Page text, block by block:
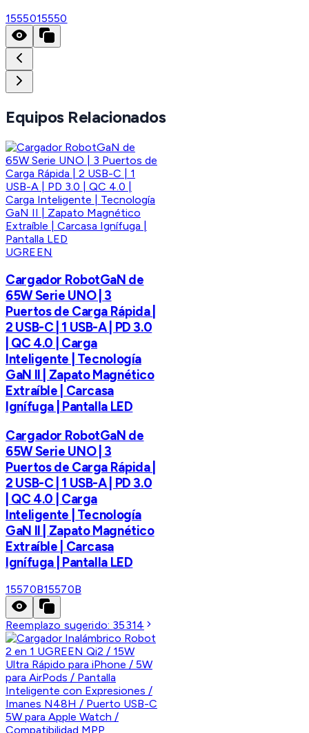
1555015550
Equipos Relacionados
UGREEN
Cargador RobotGaN de
65W Serie UNO | 3
Puertos de Carga Rápida |
2 USB-C | 1 USB-A | PD 3.0
| QC 4.0 | Carga
Inteligente | Tecnología
GaN II | Zapato Magnético
Extraíble | Carcasa
Ignífuga | Pantalla LED
Cargador RobotGaN de
65W Serie UNO | 3
Puertos de Carga Rápida |
2 USB-C | 1 USB-A | PD 3.0
| QC 4.0 | Carga
Inteligente | Tecnología
GaN II | Zapato Magnético
Extraíble | Carcasa
Ignífuga | Pantalla LED
15570B15570B
Reemplazo sugerido: 35314